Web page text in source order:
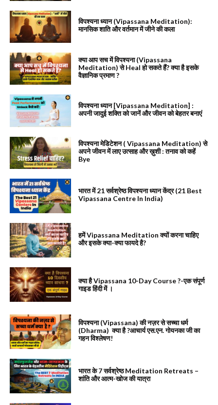
विपश्यना ध्यान (Vipassana Meditation):
मानसिक शाति और वर्तमान में जीने की कला
क्या आप सच में विपश्यना (Vipassana
Meditation) से Heal हो सकते हैं? क्या है इसके
वैज्ञानिक प्रमाण ?
विपश्यना ध्यान [Vipassana Meditation] :
अपनी जादुई शक्ति को जानें और जीवन को बेहतर बनाएं
विपश्यना मेडिटेशन ( Vipassana Meditation) से
अपने जीवन में लाए उत्साह और ख़ुशी : तनाव को कहें
Bye
भारत में 21 सर्वश्रेष्ठ विपश्यना ध्यान केंद्र (21 Best
Vipassana Centre In India)
हमें Vipassana Meditation क्यों करना चाहिए
और इसके क्या-क्या फायदे है?
क्या है Vipassana 10-Day Course ?-एक संपूर्ण
गाइड हिंदी में ।
विपश्यना (Vipassana) की नज़र से सच्चा धर्म
(Dharma) क्या है ?आचार्य एस.एन. गोयनका जी का
गहन विश्लेषण!
भारत के 7 सर्वश्रेष्ठ Meditation Retreats –
शांति और आत्म-खोज की यात्रा